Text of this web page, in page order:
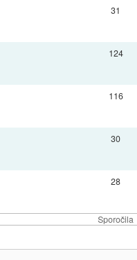
Sporočila
31
124
116
30
28